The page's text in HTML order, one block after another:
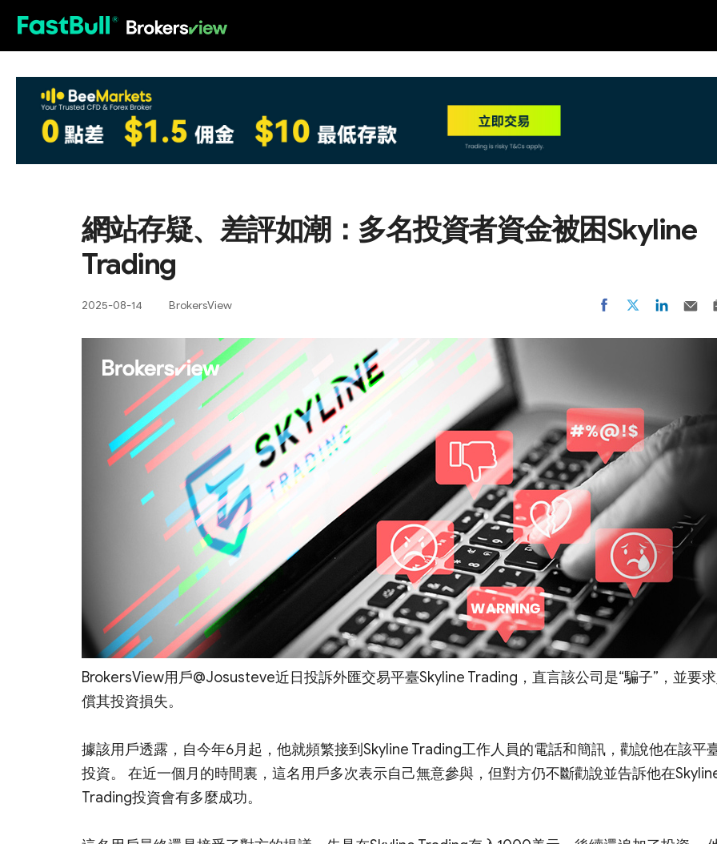
網站存疑、差評如潮：多名投資者資金被困Skyline
Trading
2025-08-14 BrokersView
BrokersView用戶@Josusteve近日投訴外匯交易平臺Skyline Trading，直言該公司是“騙子”，並要
償其投資損失。
據該用戶透露，自今年6月起，他就頻繁接到Skyline Trading工作人員的電話和簡訊，勸說他在該平
投資。 在近一個月的時間裏，這名用戶多次表示自己無意參與，但對方仍不斷勸說並告訴他在
Trading投資會有多麼成功。